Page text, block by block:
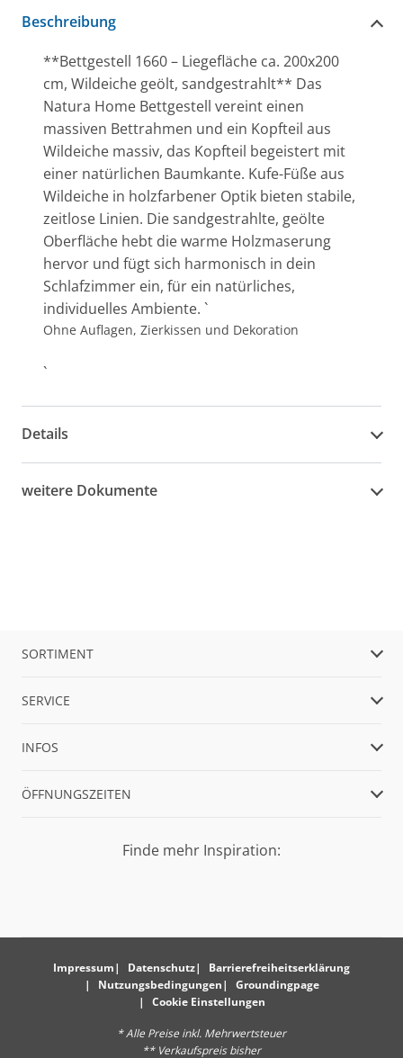
Beschreibung
**Bettgestell 1660 – Liegefläche ca. 200x200
cm, Wildeiche geölt, sandgestrahlt** Das
Natura Home Bettgestell vereint einen
massiven Bettrahmen und ein Kopfteil aus
Wildeiche massiv, das Kopfteil begeistert mit
einer natürlichen Baumkante. Kufe-Füße aus
Wildeiche in holzfarbener Optik bieten stabile,
zeitlose Linien. Die sandgestrahlte, geölte
Oberfläche hebt die warme Holzmaserung
hervor und fügt sich harmonisch in dein
Schlafzimmer ein, für ein natürliches,
individuelles Ambiente. `
Ohne Auflagen, Zierkissen und Dekoration
`
Details
weitere Dokumente
SORTIMENT
SERVICE
INFOS
ÖFFNUNGSZEITEN
Finde mehr Inspiration:
Impressum Datenschutz
Barrierefreiheitserklärung
Nutzungsbedingungen
Groundingpage
Cookie Einstellungen
* Alle Preise inkl. Mehrwertsteuer
** Verkaufspreis bisher